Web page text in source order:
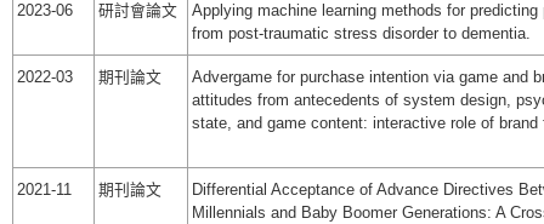
2023-06 研討會論文
Applying machine learning methods for predicting
from post-traumatic stress disorder to dementia.
2022-03 期刊論文
Advergame for purchase intention via game and
attitudes from antecedents of system design,
state, and game content: interactive role of brand
2021-11 期刊論文
Differential Acceptance of Advance Directives
Millennials and Baby Boomer Generations: A